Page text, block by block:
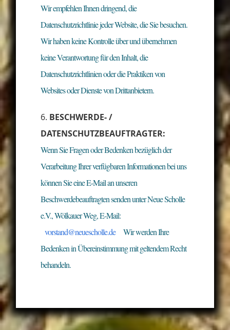
Wir empfehlen Ihnen dringend, die
Datenschutzrichtlinie jeder Website, die Sie besuchen.
Wir haben keine Kontrolle über und übernehmen
keine Verantwortung für den Inhalt, die
Datenschutzrichtlinien oder die Praktiken von
Websites oder Dienste von Drittanbietern.
BESCHWERDE- /
DATENSCHUTZBEAUFTRAGTER:
Wenn Sie Fragen oder Bedenken bezüglich der
Verarbeitung Ihrer verfügbaren Informationen bei uns
können Sie eine E-Mail an unseren
Beschwerdebeauftragten senden unter Neue Scholle
e.V., Wölkauer Weg, E-Mail:
vorstand@neuescholle.de
Wir werden Ihre
Bedenken in Übereinstimmung mit geltendem Recht
behandeln.